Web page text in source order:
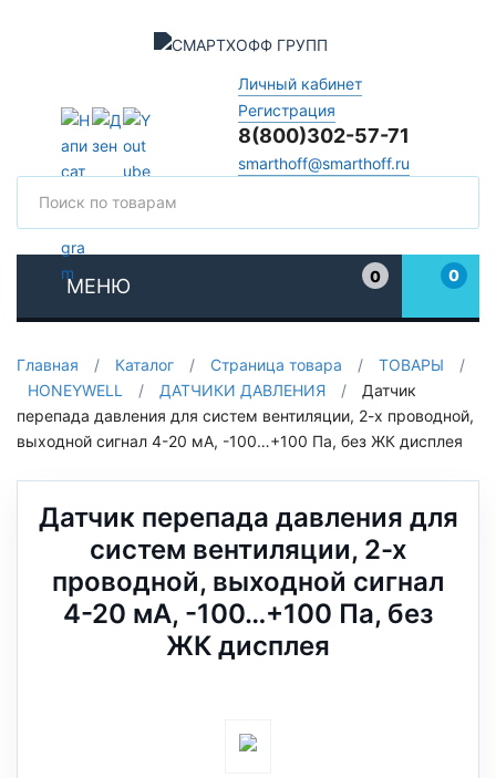
Личный кабинет
Регистрация
8(800)302-57-71
smarthoff@smarthoff.ru
МЕНЮ
0
0
Главная / Каталог / Страница товара / ТОВАРЫ
/
HONEYWELL
/ ДАТЧИКИ ДАВЛЕНИЯ /
Датчик
перепада давления для систем вентиляции, 2-х проводной,
выходной сигнал 4-20 мА, -100…+100 Па, без ЖК дисплея
Датчик перепада давления для
систем вентиляции, 2-х
проводной, выходной сигнал
4-20 мА, -100…+100 Па, без
ЖК дисплея